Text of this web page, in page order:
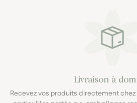
Livraison à
Recevez vos produits directement